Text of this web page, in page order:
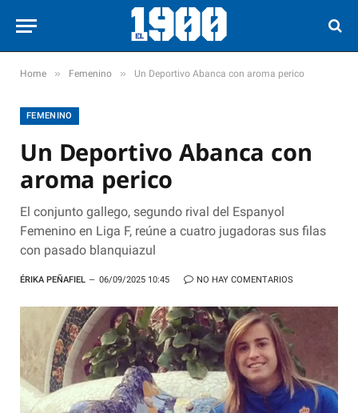
Home » Femenino » Un Deportivo Abanca con aroma perico
FEMENINO
Un Deportivo Abanca con
aroma perico
El conjunto gallego, segundo rival del Espanyol
Femenino en Liga F, reúne a cuatro jugadoras sus filas
con pasado blanquiazul
ÉRIKA PEÑAFIEL 06/09/2025 10:45 NO HAY COMENTARIOS